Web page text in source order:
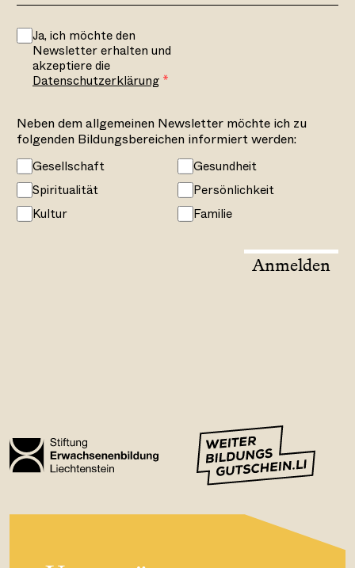
Ja, ich möchte den
Newsletter erhalten und
akzeptiere die
Datenschutzerklärung
Neben dem allgemeinen Newsletter möchte ich zu
folgenden Bildungsbereichen informiert werden:
Gesellschaft
Gesundheit
Spiritualität
Persönlichkeit
Kultur
Familie
Anmelden